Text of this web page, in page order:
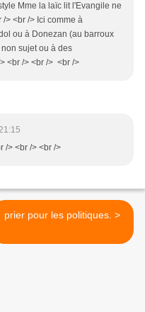
Mme la laïc lit l'Evangile ne
/> <br /> Ici comme à
ou à Donezan (au barroux
sujet ou à des
<br /> <br /> <br />
/> <br /> <br />
prier pour les politiques. >